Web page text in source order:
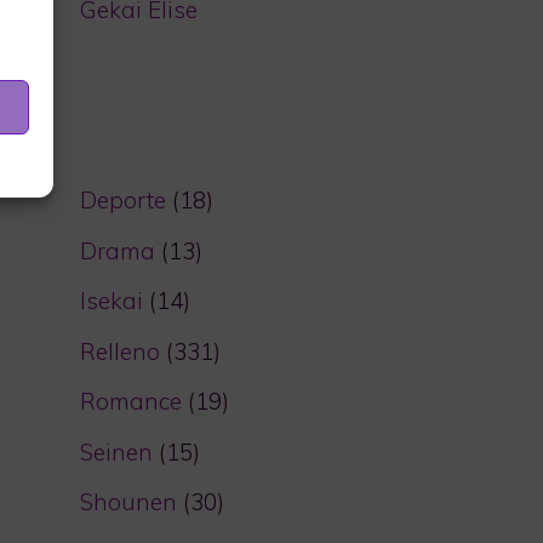
Gekai Elise
Deporte (18)
Drama (13)
Isekai (14)
Relleno (331)
Romance (19)
Seinen (15)
Shounen (30)